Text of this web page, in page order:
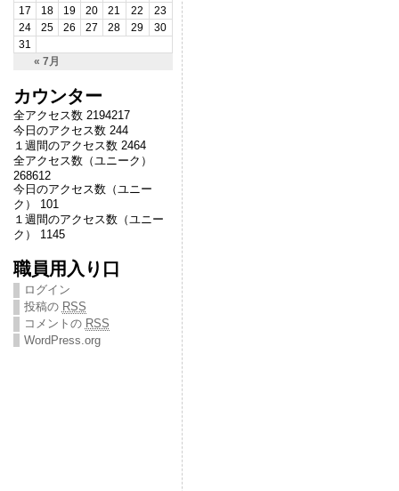
« 7月
17
18 19 20 21 22
23
24
25 26 27 28 29
30
31
カウンター
全アクセス数 2194217
今日のアクセス数 244
１週間のアクセス数 2464
全アクセス数（ユニーク）
268612
今日のアクセス数（ユニー
ク） 101
１週間のアクセス数（ユニー
ク） 1145
職員用入り口
ログイン
投稿の RSS
コメントの RSS
WordPress.org